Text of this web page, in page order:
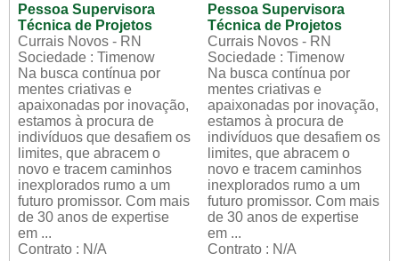
Pessoa Supervisora
Técnica de Projetos
Currais Novos - RN
Sociedade : Timenow
Na busca contínua por
mentes criativas e
apaixonadas por inovação,
estamos à procura de
indivíduos que desafiem os
limites, que abracem o
novo e tracem caminhos
inexplorados rumo a um
futuro promissor. Com mais
de 30 anos de expertise
em ...
Contrato : N/A
Pessoa Supervisora
Técnica de Projetos
Currais Novos - RN
Sociedade : Timenow
Na busca contínua por
mentes criativas e
apaixonadas por inovação,
estamos à procura de
indivíduos que desafiem os
limites, que abracem o
novo e tracem caminhos
inexplorados rumo a um
futuro promissor. Com mais
de 30 anos de expertise
em ...
Contrato : N/A